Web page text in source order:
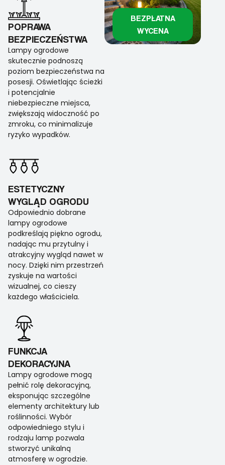
POPRAWA
BEZPIECZEŃSTWA
Lampy ogrodowe
skutecznie podnoszą
poziom bezpieczeństwa na
posesji. Oświetlając ścieżki
i potencjalnie
niebezpieczne miejsca,
zwiększają widoczność po
zmroku, co minimalizuje
ryzyko wypadków.
ESTETYCZNY
WYGLĄD OGRODU
Odpowiednio dobrane
lampy ogrodowe
podkreślają piękno ogrodu,
nadając mu przytulny i
atrakcyjny wygląd nawet w
nocy. Dzięki nim przestrzeń
zyskuje na wartości
wizualnej, co cieszy
każdego właściciela.
FUNKCJA
DEKORACYJNA
Lampy ogrodowe mogą
pełnić rolę dekoracyjną,
eksponując szczególne
elementy architektury lub
roślinności. Wybór
odpowiedniego stylu i
rodzaju lamp pozwala
stworzyć unikalną
atmosferę w ogrodzie.
BEZPŁATNA
WYCENA